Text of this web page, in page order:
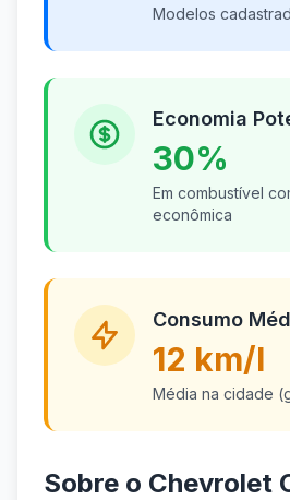
Modelos
Economia
30%
Em combustível
econômica
Consumo
12 km/l
Média na cidade
Sobre o Chevrolet